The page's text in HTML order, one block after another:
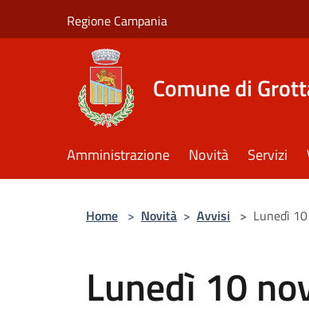
Regione Campania
Comune di
Amministrazione Novità Servizi
Home > Novità > Avvisi > Lunedì
Lunedì 10